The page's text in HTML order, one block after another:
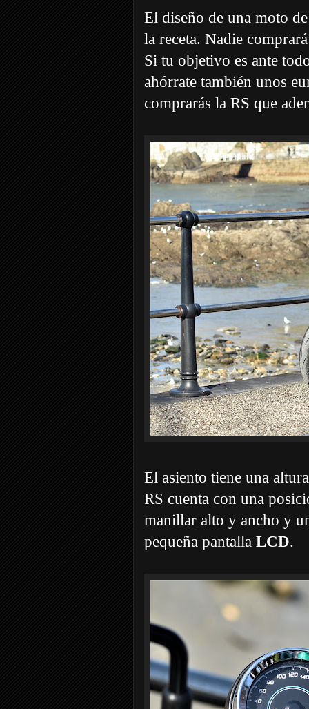
El diseño de una moto
la receta. Nadie
Si tu objetivo es ante
ahórrate también unos
comprarás la RS que
El asiento tiene una
RS cuenta con una
manillar alto y ancho y
pequeña pantalla LCD.